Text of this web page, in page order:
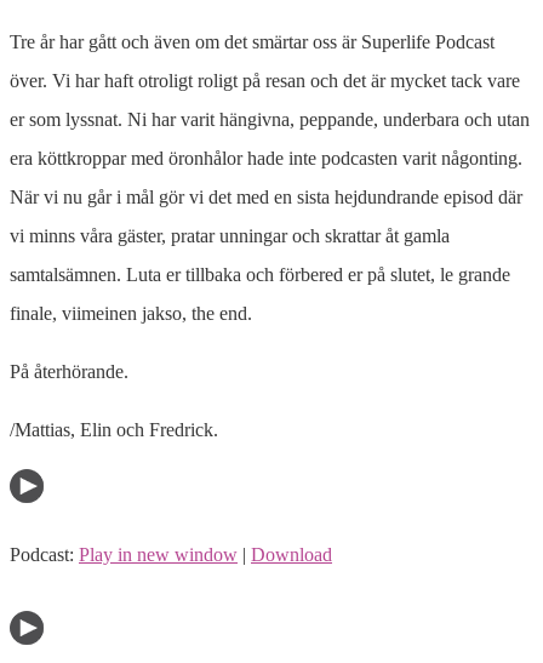
Tre år har gått och även om det smärtar oss är Superlife Podcast
över. Vi har haft otroligt roligt på resan och det är mycket tack vare
er som lyssnat. Ni har varit hängivna, peppande, underbara och utan
era köttkroppar med öronhålor hade inte podcasten varit någonting.
När vi nu går i mål gör vi det med en sista hejdundrande episod där
vi minns våra gäster, pratar unningar och skrattar åt gamla
samtalsämnen. Luta er tillbaka och förbered er på slutet, le grande
finale, viimeinen jakso, the end.
På återhörande.
/Mattias, Elin och Fredrick.
Podcast: Play in new window | Download